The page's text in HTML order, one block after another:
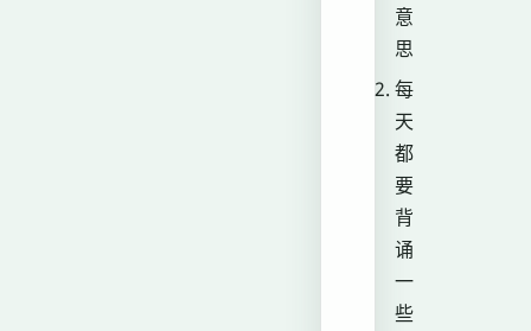
意
思
每
天
都
要
背
诵
一
些